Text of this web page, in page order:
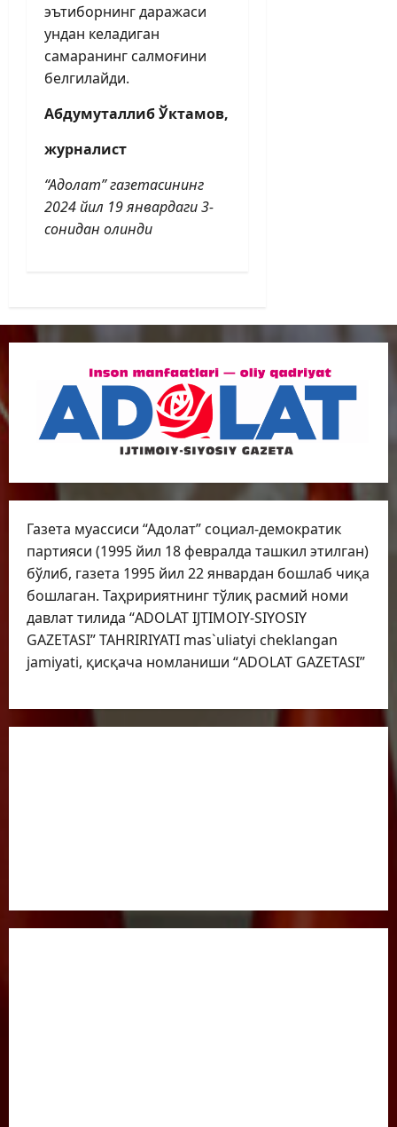
эътиборнинг даражаси
ундан келадиган
самаранинг салмоғини
белгилайди.
Абдумуталлиб Ўктамов,
журналист
“Адолат” газетасининг
2024 йил 19 январдаги 3-
сонидан олинди
Газета муассиси “Адолат” социал-демократик
партияси (1995 йил 18 февралда ташкил этилган)
бўлиб, газета 1995 йил 22 январдан бошлаб чиқа
бошлаган. Таҳририятнинг тўлиқ расмий номи
давлат тилида “ADOLAT IJTIMOIY-SIYOSIY
GAZETASI” TAHRIRIYATI mas`uliatyi cheklangan
jamiyati, қисқача номланиши “ADOLAT GAZETASI”